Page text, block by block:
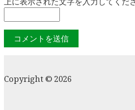
Copyright © 2026